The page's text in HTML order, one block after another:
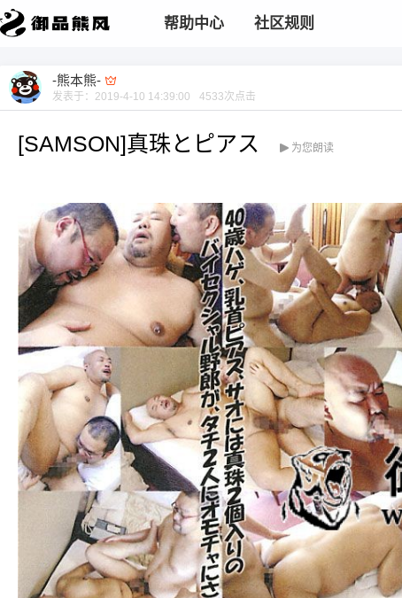
帮助中心 社区规则
-熊本熊-
发表于： 2019-4-10 14:39:00 4533次点击
[SAMSON]真珠とピアス 为您朗读